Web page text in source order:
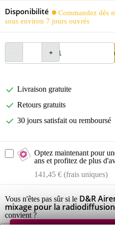
Disponibilité
Commandez dès
sous environ 7 jours ouvrés
Livraison gratuite
Retours gratuits
30 jours satisfait ou remboursé
Optez maintenant pour
ans et profitez de plus
141,45 € (frais uniques)
Vous n'êtes pas sûr si le D&R
mixage pour la radiodiffusion
convient ?